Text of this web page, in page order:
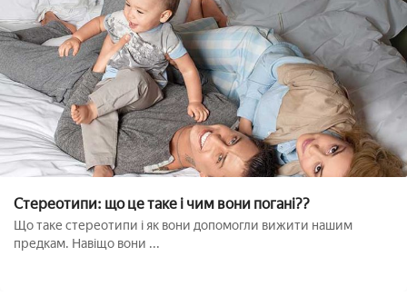
Стереотипи: що це таке і чим вони погані??
Що таке стереотипи і як вони допомогли вижити нашим
предкам. Навіщо вони ...